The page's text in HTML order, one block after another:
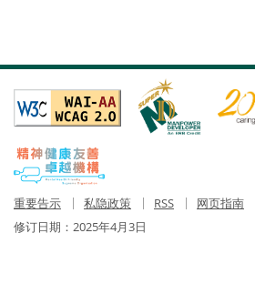
重要告示 私隐政策 RSS
网页指南
修订日期： 2025年4月3日